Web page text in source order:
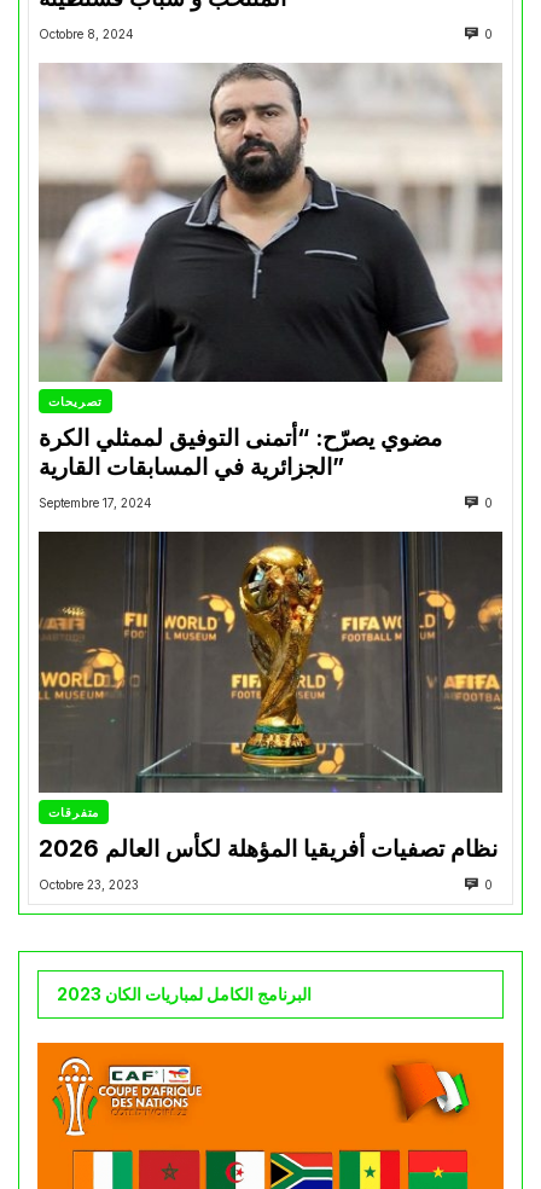
Octobre 8, 2024 0
تصريحات
مضوي يصرّح: “أتمنى التوفيق لممثلي الكرة
الجزائرية في المسابقات القارية”
Septembre 17, 2024 0
متفرقات
نظام تصفيات أفريقيا المؤهلة لكأس العالم 2026
Octobre 23, 2023 0
البرنامج الكامل لمباريات الكان 2023